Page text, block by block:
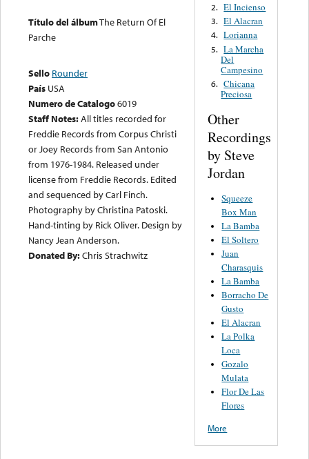
Título del álbumThe Return Of El
Parche
Sello Rounder
País USA
Numero de Catalogo6019
Staff Notes:All titles recorded for
Freddie Records from Corpus Christi
or Joey Records from San Antonio
from 1976-1984. Released under
license from Freddie Records. Edited
and sequenced by Carl Finch.
Photography by Christina Patoski.
Hand-tinting by Rick Oliver. Design by
Nancy Jean Anderson.
Donated By:Chris Strachwitz
2. El Incienso
3. El Alacran
4. Lorianna
5. La Marcha
Del
Campesino
6. Chicana
Preciosa
Other
Recordings
by Steve
Jordan
Squeeze
Box Man
La Bamba
El Soltero
Juan
Charasquis
La Bamba
Borracho De
Gusto
El Alacran
La Polka
Loca
Gozalo
Mulata
Flor De Las
Flores
More